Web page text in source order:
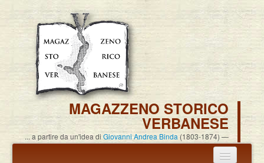
MAGAZZENO STORICO
VERBANESE
... a partire da un'idea di Giovanni Andrea Binda (1803-1874)